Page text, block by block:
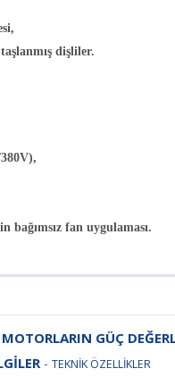
dişliler.
fan uygulaması.
GÜÇ
- TEKNİK ÖZELLİKLER